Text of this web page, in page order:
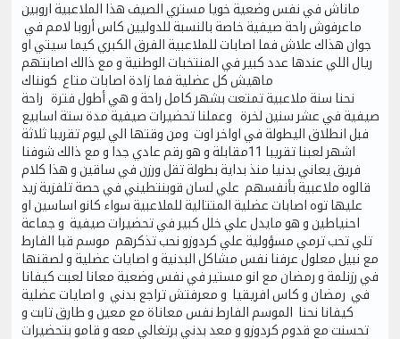
ماناش في نفس وضعية خويا مستري الصيف هذا الملاعبية اروبين
ماعرفوش راحة صيفية خاصة بالنسبة للدوليين كاس أروبا لامم في
جوان هذاك علاش فما اصابات للملاعبية الفرق الكبري كيما سيتي او
ريال اللي عندها عدد كبير في المنتخبات الوطنية و مع ذالك اصابتهم
ماهيش كل عضلية فما زادة اصابات متاع كونناك
نحنا سنة ملاعبية تمتعت بشهر كامل راحة و هي أطول فترة راحة
صيفية في عشر سنين لخرة وعملنا تحضيرات صيفية مدة ستة اسابيع
فبل انطلاق اليطولة في اواخر اوت ومن وقتها الي ليوم تقريبا ثلاثة
اشهر لعبنا تقريبا 11مقابلة و هو رقم عادي جدا و مع ذالك شوفنا
فريق يعاني بدنيا منذ بداية بطولة تقل ورزن في ساقين و هذا كلام
قالوه ملاعبية بأنفسهم علي لسان قوبنتطيني في حصة تلفزية زيد
عليها توه اصابات عضلية المتتالية للملاعبية سواء كانو اساسين او
احنياطين و هو مايدل علي خلل كبير في تحضيرات صيفية و جماعة
تلي تحب ترمي مسؤولية علي كردوزو نحب تذكرهم موسم قبا الفارط
مع نبيل معلول عرفنا نفس مشاكل البدنية و اصايات عضلية و لصقنها
في رزنلمة و رمضان مع انو مستير في نفس وضعية معانا لعبت كيفانا
في رمضان و كاس افريقيا و معرفتش تراجع بدني و اصايات عضلية
كيفانا نحنا الموسم الفارط نفس معاناة مع معين و طارق تابت و
تحسنت مع قدوم كردوزو و معد بدني برتغالي معه و قامو بتحضيرات